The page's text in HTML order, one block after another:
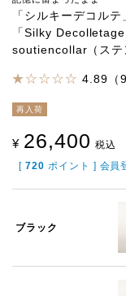
「シルキーデコルテ
「Silky Decolletage
soutiencollar（ステ
4.89（9
再入荷
¥ 26,400 税込
[ 720 ポイント ] 会員
ブラック